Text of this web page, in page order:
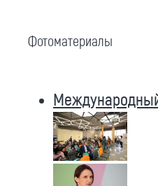
Фотоматериалы
Международный